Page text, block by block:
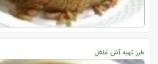
طرز تهیه آش غلغل